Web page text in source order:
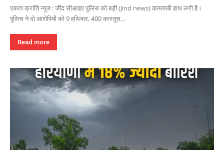
एकता क्रांति न्यूज : जींद सीआइए पुलिस को बड़ी (Jind news) कामयाबी हाथ लगी है।
पुलिस ने दो आरोपियों को 9 हथियार, 400 कारतूस...
Read more